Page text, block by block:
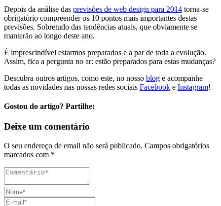
Depois da análise das previsões de web design para 2014 torna-se
obrigatório compreender os 10 pontos mais importantes destas
previsões. Sobretudo das tendências atuais, que obviamente se
manterão ao longo deste ano.
É imprescindível estarmos preparados e a par de toda a evolução.
Assim, fica a pergunta no ar: estão preparados para estas mudanças?
Descubra outros artigos, como este, no nosso blog e acompanhe
todas as novidades nas nossas redes sociais Facebook e Instagram!
Gostou do artigo? Partilhe:
Deixe um comentário
O seu endereço de email não será publicado. Campos obrigatórios
marcados com *